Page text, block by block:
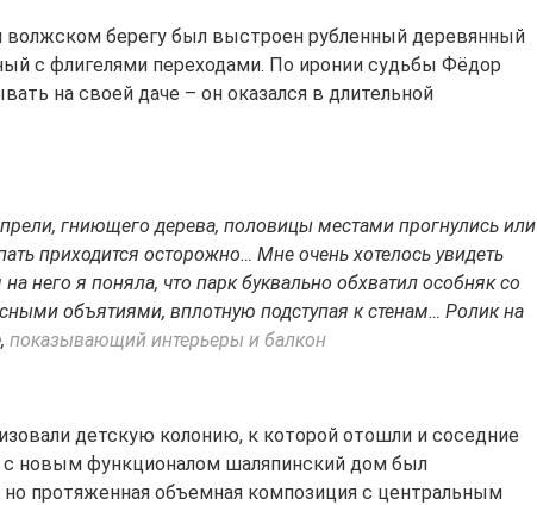
волжском берегу был выстроен рубленный деревянный
с флигелями переходами. По иронии судьбы Фёдор
на своей даче – он оказался в длительной
гниющего дерева, половицы местами прогнулись или
приходится осторожно… Мне очень хотелось увидеть
него я поняла, что парк буквально обхватил особняк со
объятиями, вплотную подступая к стенам… Ролик на
показывающий интерьеры и балкон
детскую колонию, к которой отошли и соседние
новым функционалом шаляпинский дом был
протяженная объемная композиция с центральным